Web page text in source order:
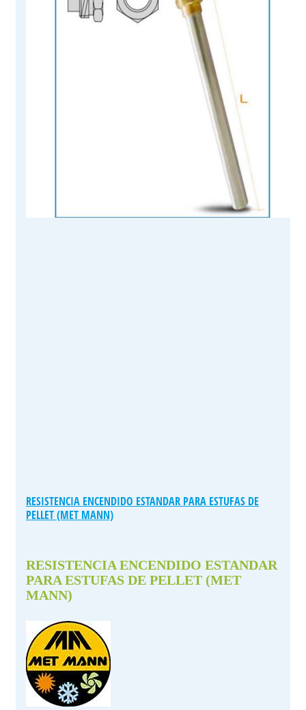
RESISTENCIA ENCENDIDO ESTANDAR PARA ESTUFAS DE
PELLET (MET MANN)
RESISTENCIA ENCENDIDO ESTANDAR
PARA ESTUFAS DE PELLET (MET
MANN)